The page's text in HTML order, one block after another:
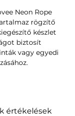
Neon Rope
rögzítő
készlet
biztosít
vagy egyedi
értékelések